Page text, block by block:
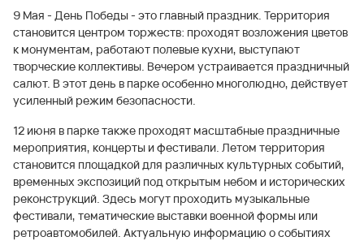
9 Мая - День Победы - это главный праздник. Территория
становится центром торжеств: проходят возложения цветов
к монументам, работают полевые кухни, выступают
творческие коллективы. Вечером устраивается праздничный
салют. В этот день в парке особенно многолюдно, действует
усиленный режим безопасности.
12 июня в парке также проходят масштабные праздничные
мероприятия, концерты и фестивали. Летом территория
становится площадкой для различных культурных событий,
временных экспозиций под открытым небом и исторических
реконструкций. Здесь могут проходить музыкальные
фестивали, тематические выставки военной формы или
ретроавтомобилей. Актуальную информацию о событиях